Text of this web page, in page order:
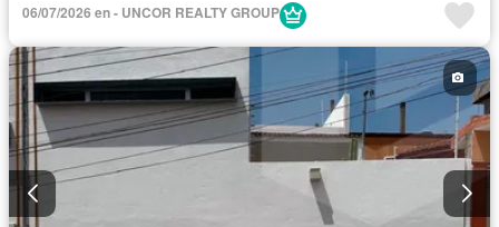
06/07/2026 en - UNCOR REALTY GROUP